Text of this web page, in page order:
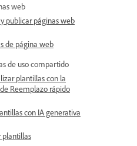
web
publicar páginas web
de página web
de uso compartido
plantillas con la
Reemplazo rápido
con IA generativa
plantillas